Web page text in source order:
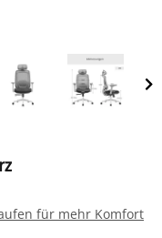
für mehr Komfort